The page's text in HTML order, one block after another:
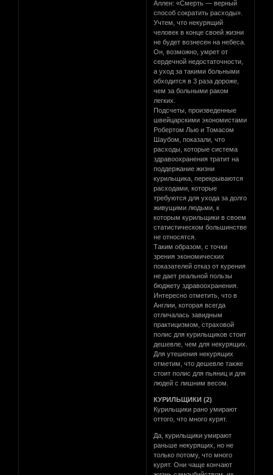
Аллен: «Смерть — верный
способ сократить расходы».
Учтем, что некурящий
человек в конце своей жизни
не будет вознесен на небеса.
Он, возможно, умрет от
сердечной недостаточности,
а уход за такими больными
обходится в 3 раза дороже,
чем за больными раком
легких.
Подсчеты, произведенные
швейцарскими экономистами
Робертом Лью и Томасом
Шаубом, показали, что
расходы, которые система
здравоохранения тратит на
поддержание жизни
курильщика, перекрываются
расходами, которые
требуются для ухода за долго
живущими людьми, к
которым курильщики в своем
статистическом большинстве
не относятся.
Таким образом, с точки
зрения экономических
показателей отказ от курения
не дает реальной пользы
бюджету здравоохранения.
Интересно отметить, что в
Англии, которая всегда
отличалась завидным
практицизмом, страховой
полис для курильщиков стоит
дешевле, чем для некурящих.
Для утешения некурящих
отметим, что дешевле также
стоит полис для пьяниц и для
людей с лишним весом.
КУРИЛЬЩИКИ (2)
Курильщики рано умирают
оттого, что много курят.
Да, курильщики умирают
раньше некурящих, но не
только потому, что много
курят. Они чаще кончают